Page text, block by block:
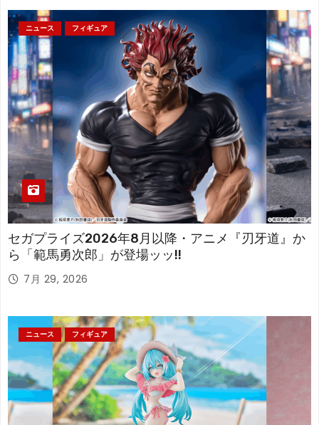
ニュース フィギュア
セガプライズ2026年8月以降・アニメ『刃牙道』か
ら「範馬勇次郎」が登場ッッ!!
7月 29, 2026
ニュース フィギュア